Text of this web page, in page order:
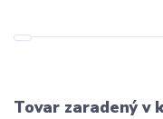
Tovar zaradený v